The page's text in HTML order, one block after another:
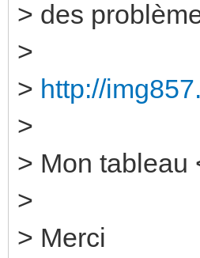
> des
>
> http://
>
> Mon tableau
>
> Merci